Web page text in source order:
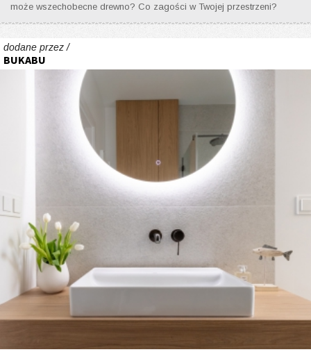
może wszechobecne drewno? Co zagości w Twojej przestrzeni?
dodane przez /
BUKABU